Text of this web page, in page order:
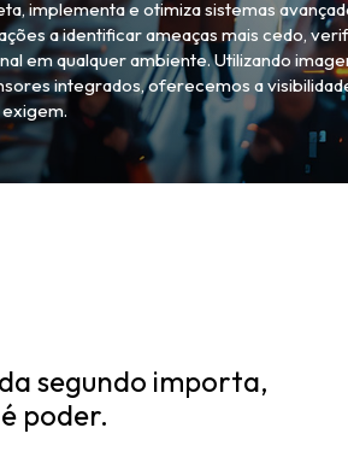
implementa e otimiza sistemas
a identificar ameaças mais cedo,
em qualquer ambiente. Utilizando
integrados, oferecemos a
segundo importa,
poder.